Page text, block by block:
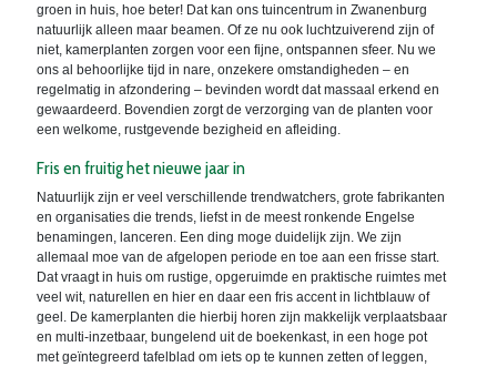
groen in huis, hoe beter! Dat kan ons tuincentrum in Zwanenburg
natuurlijk alleen maar beamen. Of ze nu ook luchtzuiverend zijn of
niet, kamerplanten zorgen voor een fijne, ontspannen sfeer. Nu we
ons al behoorlijke tijd in nare, onzekere omstandigheden – en
regelmatig in afzondering – bevinden wordt dat massaal erkend en
gewaardeerd. Bovendien zorgt de verzorging van de planten voor
een welkome, rustgevende bezigheid en afleiding.
Fris en fruitig het nieuwe jaar in
Natuurlijk zijn er veel verschillende trendwatchers, grote fabrikanten
en organisaties die trends, liefst in de meest ronkende Engelse
benamingen, lanceren. Een ding moge duidelijk zijn. We zijn
allemaal moe van de afgelopen periode en toe aan een frisse start.
Dat vraagt in huis om rustige, opgeruimde en praktische ruimtes met
veel wit, naturellen en hier en daar een fris accent in lichtblauw of
geel. De kamerplanten die hierbij horen zijn makkelijk verplaatsbaar
en multi-inzetbaar, bungelend uit de boekenkast, in een hoge pot
met geïntegreerd tafelblad om iets op te kunnen zetten of leggen,